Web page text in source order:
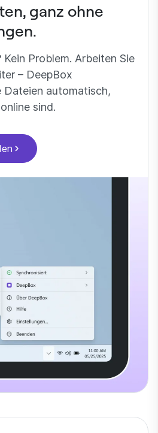
ganz ohne
Kein Problem. Arbeiten Sie
– DeepBox
Dateien automatisch,
sind.